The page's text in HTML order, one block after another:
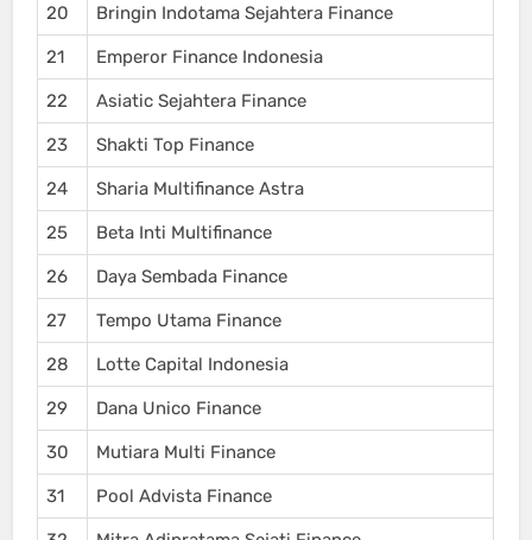
20 Bringin Indotama Sejahtera Finance
21 Emperor Finance Indonesia
22 Asiatic Sejahtera Finance
23 Shakti Top Finance
24 Sharia Multifinance Astra
25 Beta Inti Multifinance
26 Daya Sembada Finance
27 Tempo Utama Finance
28 Lotte Capital Indonesia
29 Dana Unico Finance
30 Mutiara Multi Finance
31 Pool Advista Finance